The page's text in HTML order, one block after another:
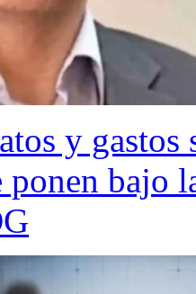
y
ponen bajo